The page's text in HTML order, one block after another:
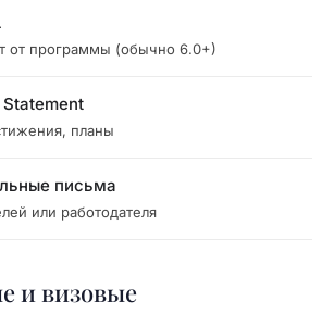
от программы (обычно 6.0+)
планы
письма
или работодателя
и визовые